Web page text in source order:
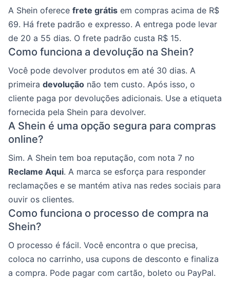
A Shein oferece frete grátis em compras acima de R$
69. Há frete padrão e expresso. A entrega pode levar
de 20 a 55 dias. O frete padrão custa R$ 15.
Como funciona a devolução na Shein?
Você pode devolver produtos em até 30 dias. A
primeira devolução não tem custo. Após isso, o
cliente paga por devoluções adicionais. Use a etiqueta
fornecida pela Shein para devolver.
A Shein é uma opção segura para compras
online?
Sim. A Shein tem boa reputação, com nota 7 no
Reclame Aqui. A marca se esforça para responder
reclamações e se mantém ativa nas redes sociais para
ouvir os clientes.
Como funciona o processo de compra na
Shein?
O processo é fácil. Você encontra o que precisa,
coloca no carrinho, usa cupons de desconto e finaliza
a compra. Pode pagar com cartão, boleto ou PayPal.